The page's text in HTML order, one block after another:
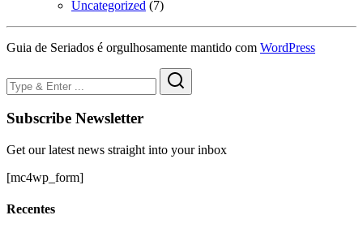
Uncategorized (7)
Guia de Seriados é orgulhosamente mantido com WordPress
Subscribe Newsletter
Get our latest news straight into your inbox
[mc4wp_form]
Recentes